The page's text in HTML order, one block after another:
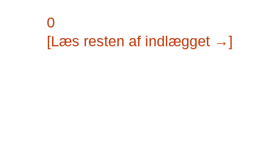
0
[Læs resten af indlægget →]